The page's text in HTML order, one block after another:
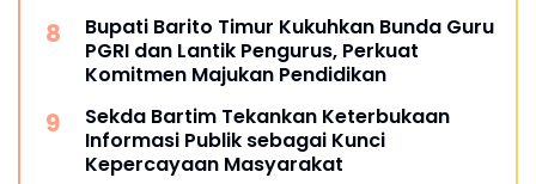
Bupati Barito Timur Kukuhkan Bunda Guru
PGRI dan Lantik Pengurus, Perkuat
Komitmen Majukan Pendidikan
Sekda Bartim Tekankan Keterbukaan
Informasi Publik sebagai Kunci
Kepercayaan Masyarakat